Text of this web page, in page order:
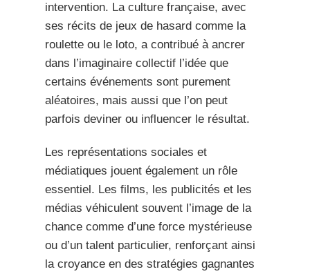
intervention. La culture française, avec
ses récits de jeux de hasard comme la
roulette ou le loto, a contribué à ancrer
dans l’imaginaire collectif l’idée que
certains événements sont purement
aléatoires, mais aussi que l’on peut
parfois deviner ou influencer le résultat.
Les représentations sociales et
médiatiques jouent également un rôle
essentiel. Les films, les publicités et les
médias véhiculent souvent l’image de la
chance comme d’une force mystérieuse
ou d’un talent particulier, renforçant ainsi
la croyance en des stratégies gagnantes